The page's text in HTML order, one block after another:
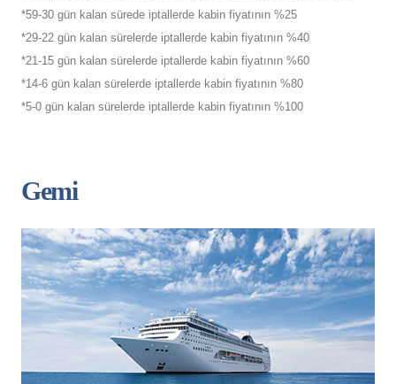
*59-30 gün kalan sürede iptallerde kabin fiyatının %25
*29-22 gün kalan sürelerde iptallerde kabin fiyatının %40
*21-15 gün kalan sürelerde iptallerde kabin fiyatının %60
*14-6 gün kalan sürelerde iptallerde kabin fiyatının %80
*5-0 gün kalan sürelerde iptallerde kabin fiyatının %100
Gemi